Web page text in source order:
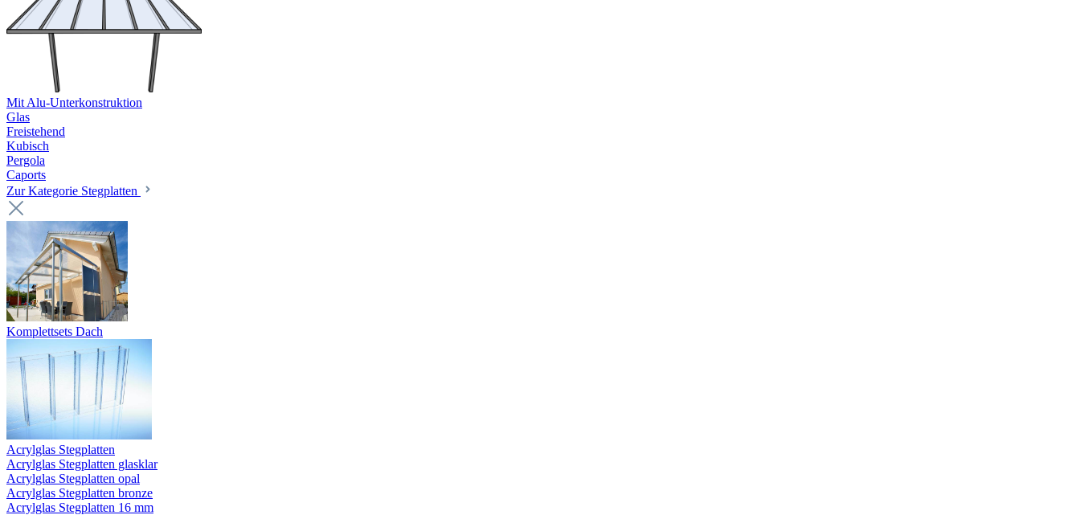
Mit Alu-Unterkonstruktion
Glas
Freistehend
Kubisch
Pergola
Caports
Zur Kategorie Stegplatten
Komplettsets Dach
Acrylglas Stegplatten
Acrylglas Stegplatten glasklar
Acrylglas Stegplatten opal
Acrylglas Stegplatten bronze
Acrylglas Stegplatten 16 mm